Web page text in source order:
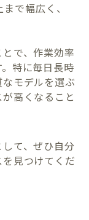
で幅広く、
で、作業効率
特に毎日長時
モデルを選ぶ
高くなること
て、ぜひ自分
見つけてくだ